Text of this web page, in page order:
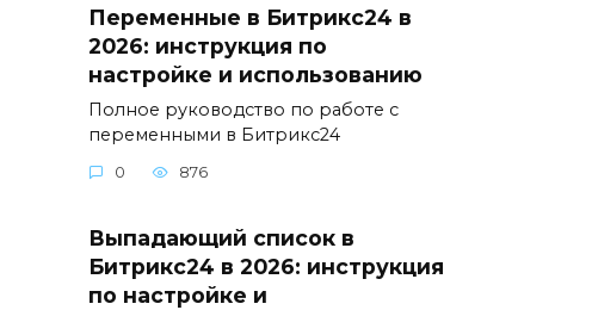
Переменные в Битрикс24 в
2026: инструкция по
настройке и использованию
Полное руководство по работе с
переменными в Битрикс24
0 876
Выпадающий список в
Битрикс24 в 2026: инструкция
по настройке и